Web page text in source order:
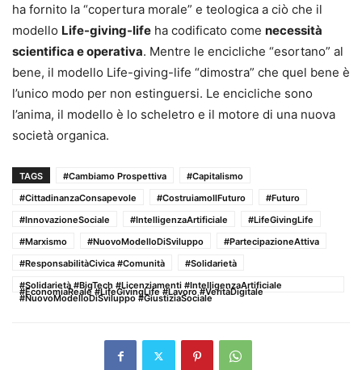
ha fornito la “copertura morale” e teologica a ciò che il
modello Life-giving-life ha codificato come necessità
scientifica e operativa. Mentre le encicliche “esortano” al
bene, il modello Life-giving-life “dimostra” che quel bene è
l’unico modo per non estinguersi. Le encicliche sono
l’anima, il modello è lo scheletro e il motore di una nuova
società organica.
TAGS #Cambiamo Prospettiva
#Capitalismo
#CittadinanzaConsapevole
#CostruiamoIlFuturo
#Futuro
#InnovazioneSociale
#IntelligenzaArtificiale
#LifeGivingLife
#Marxismo
#NuovoModelloDiSviluppo
#PartecipazioneAttiva
#ResponsabilitàCivica #Comunità
#Solidarietà
#Solidarietà #BigTech #Licenziamenti #IntelligenzaArtificiale
#EconomiaReale #LifeGivingLife #Lavoro #VeritàDigitale
#NuovoModelloDiSviluppo #GiustiziaSociale